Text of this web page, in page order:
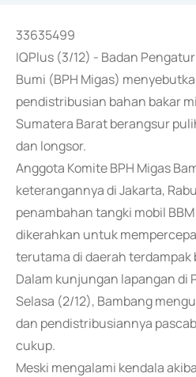
33635499
IQPlus (3/12) - Badan
Bumi (BPH Migas)
pendistribusian bahan bakar
Sumatera Barat berangsur
dan longsor.
Anggota Komite BPH Migas
keterangannya di Jakarta,
penambahan tangki mobil
dikerahkan untuk
terutama di daerah terdampak
Dalam kunjungan lapangan di
Selasa (2/12), Bambang
dan pendistribusiannya
cukup.
Meski mengalami kendala